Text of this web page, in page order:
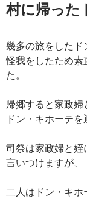
村に帰った
幾多の旅をしたド
怪我をしたため素
た。
帰郷すると家政
ドン・キホーテを
司祭は家政婦と姪
言いつけますが、
二人はドン・キ